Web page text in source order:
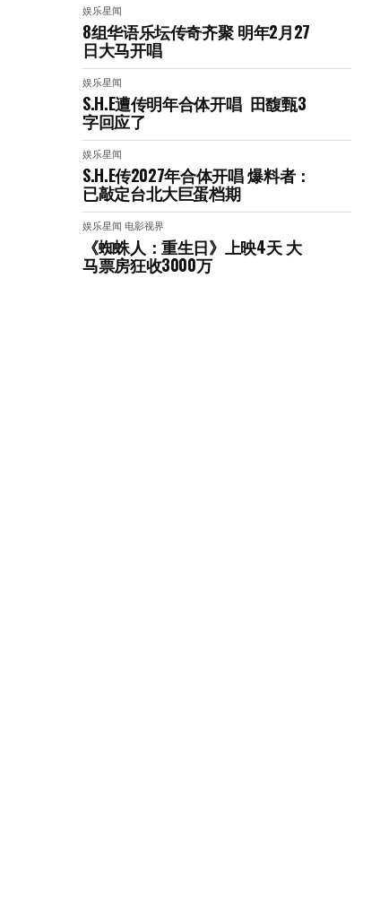
娱乐星闻
8组华语乐坛传奇⻬聚 明年2月27
日大马开唱
娱乐星闻
S.H.E遭传明年合体开唱 田馥甄3
字回应了
娱乐星闻
S.H.E传2027年合体开唱 爆料者：
已敲定台北大巨蛋档期
娱乐星闻 电影视界
《蜘蛛人：重生日》上映4天 大
马票房狂收3000万